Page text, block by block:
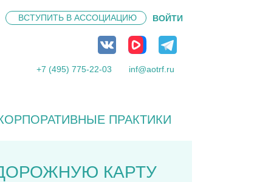
ВСТУПИТЬ В АССОЦИАЦИЮ ВОЙТИ
+7 (495) 775-22-03 inf@aotrf.ru
ПРАКТИКИ
КАРТУ